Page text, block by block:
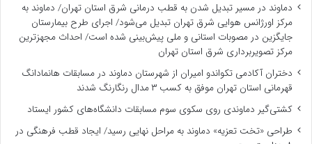
دماوند در مسیر تبدیل شدن به قطب درمانی شرق استان تهران/ دماوند به
مرکز اورژانس هوایی شرق تهران تبدیل می‌شود/ اجرای طرح بیمارستان
جایگزین در مصوبات استانی و ملی پیش‌بینی شده است/ احداث مجهزترین
مرکز تصویربرداری شرق استان تهران
دختران آکادمی تکواندو امیران از شهرستان دماوند در مسابقات هانمادانگ
قهرمانی استان تهران موفق به کسب ۳ مدال رنگارنگ شدند
کشتی‌گیر دماوندی روی سکوی سوم مسابقات دانشگاه‌های کشور ایستاد
طراحی «تخت تعزیه» دماوند به مراحل نهایی رسید/ ایجاد قطب فرهنگی در